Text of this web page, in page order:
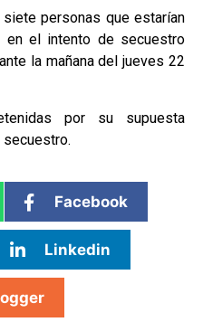
personas que estarían
en el intento de secuestro
la mañana del jueves 22
por su supuesta
secuestro.
Facebook
Linkedin